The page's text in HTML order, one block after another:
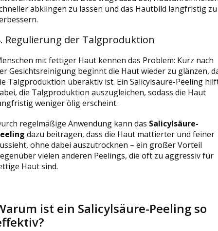
abklingen zu lassen und das Hautbild langfristig zu
Regulierung der Talgproduktion
mit fettiger Haut kennen das Problem: Kurz nach
Gesichtsreinigung beginnt die Haut wieder zu glänzen,
Talgproduktion überaktiv ist. Ein Salicylsäure-Peeling
die Talgproduktion auszugleichen, sodass die Haut
weniger ölig erscheint.
regelmäßige Anwendung kann das Salicylsäure-
dazu beitragen, dass die Haut mattierter und feiner
ohne dabei auszutrocknen – ein großer Vorteil
vielen anderen Peelings, die oft zu aggressiv für
Haut sind.
ist ein Salicylsäure-Peeling so